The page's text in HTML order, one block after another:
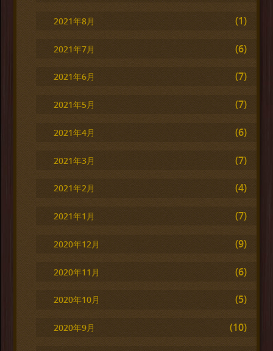
2021年8月 (1)
2021年7月 (6)
2021年6月 (7)
2021年5月 (7)
2021年4月 (6)
2021年3月 (7)
2021年2月 (4)
2021年1月 (7)
2020年12月 (9)
2020年11月 (6)
2020年10月 (5)
2020年9月 (10)